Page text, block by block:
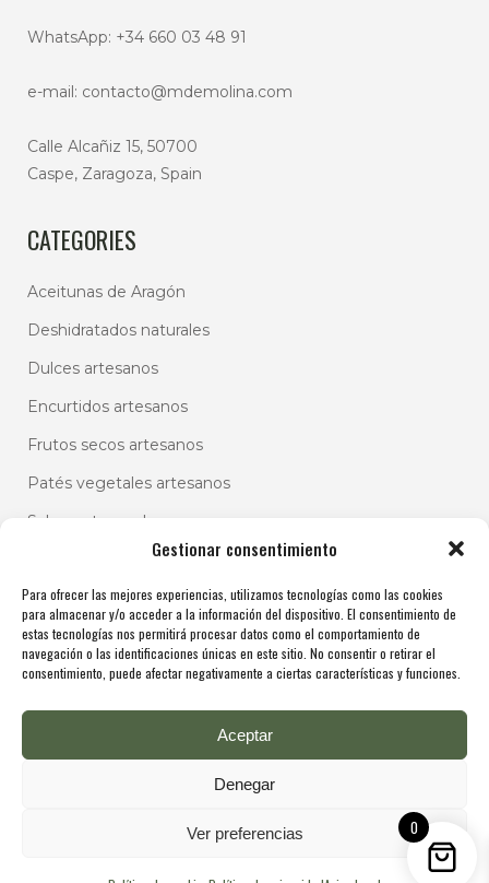
Gestionar consentimiento
Para ofrecer las mejores experiencias, utilizamos tecnologías como las cookies
para almacenar y/o acceder a la información del dispositivo. El consentimiento de
estas tecnologías nos permitirá procesar datos como el comportamiento de
navegación o las identificaciones únicas en este sitio. No consentir o retirar el
consentimiento, puede afectar negativamente a ciertas características y funciones.
Aceptar
Denegar
Ver preferencias
WhatsApp: +34 660 03 48 91
e-mail: contacto@mdemolina.com
Calle Alcañiz 15, 50700
Caspe, Zaragoza, Spain
CATEGORIES
Aceitunas de Aragón
Deshidratados naturales
Dulces artesanos
Encurtidos artesanos
Frutos secos artesanos
Patés vegetales artesanos
Salsas artesanales
Copyright @ De Molina 2025 0